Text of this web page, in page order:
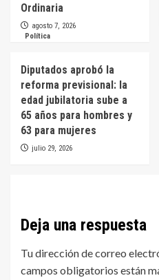
Ordinaria
agosto 7, 2026
Política
Diputados aprobó la
reforma previsional: la
edad jubilatoria sube a
65 años para hombres y
63 para mujeres
julio 29, 2026
Deja una respuesta
Tu dirección de correo
campos obligatorios están